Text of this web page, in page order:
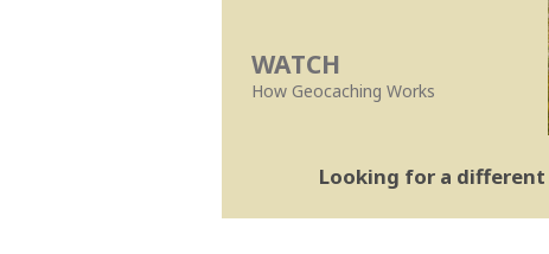
WATCH
How Geocaching Works
Looking for a